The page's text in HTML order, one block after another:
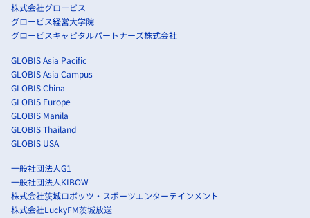
株式会社グロービス
グロービス経営大学院
グロービスキャピタルパートナーズ株式会社
GLOBIS Asia Pacific
GLOBIS Asia Campus
GLOBIS China
GLOBIS Europe
GLOBIS Manila
GLOBIS Thailand
GLOBIS USA
一般社団法人G1
一般社団法人KIBOW
株式会社茨城ロボッツ・スポーツエンターテインメント
株式会社LuckyFM茨城放送